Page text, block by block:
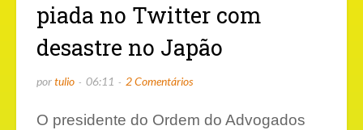
piada no Twitter com
desastre no Japão
portulio 06:11 2 Comentários
O presidente do Ordem do Advogados